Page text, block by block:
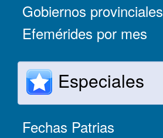
Gobiernos provinciales
Efemérides por mes
Especiales
Fechas Patrias